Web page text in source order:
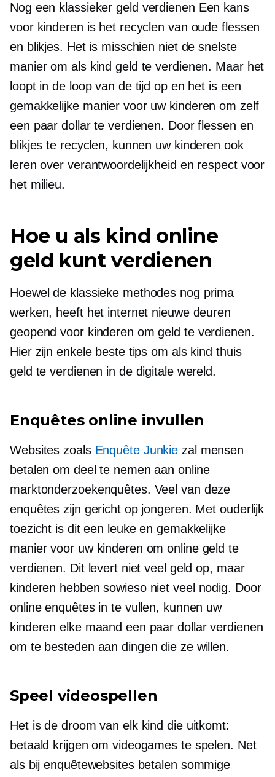
Nog een klassiekergeld verdienen Een kans
voor kinderen is het recyclen van oude flessen
en blikjes. Het is misschien niet de snelste
manier om als kind geld te verdienen. Maar het
loopt in de loop van de tijd op en het is een
gemakkelijke manier voor uw kinderen om zelf
een paar dollar te verdienen. Door flessen en
blikjes te recyclen, kunnen uw kinderen ook
leren over verantwoordelijkheid en respect voor
het milieu.
Hoe u als kind online
geld kunt verdienen
Hoewel de klassieke methodes nog prima
werken, heeft het internet nieuwe deuren
geopend voor kinderen om geld te verdienen.
Hier zijn enkele beste tips om als kind thuis
geld te verdienen in de digitale wereld.
Enquêtes online invullen
Websites zoals Enquête Junkie zal mensen
betalen om deel te nemen aan online
marktonderzoekenquêtes. Veel van deze
enquêtes zijn gericht op jongeren. Met ouderlijk
toezicht is dit een leuke en gemakkelijke
manier voor uw kinderen om online geld te
verdienen. Dit levert niet veel geld op, maar
kinderen hebben sowieso niet veel nodig. Door
online enquêtes in te vullen, kunnen uw
kinderen elke maand een paar dollar verdienen
om te besteden aan dingen die ze willen.
Speel videospellen
Het is de droom van elk kind die uitkomt:
betaald krijgen om videogames te spelen. Net
als bij enquêtewebsites betalen sommige